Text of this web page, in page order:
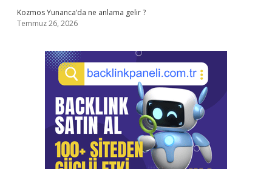
Kozmos Yunanca’da ne anlama gelir ?
Temmuz 26, 2026